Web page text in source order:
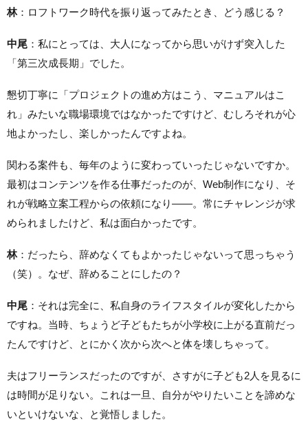
林：ロフトワーク時代を振り返ってみたとき、どう感じる？
中尾 ：私にとっては、大人になってから思いがけず突入した
「第三次成長期」でした。
懇切丁寧に「プロジェクトの進め方はこう、マニュアルはこ
れ」みたいな職場環境ではなかったですけど、むしろそれが心
地よかったし、楽しかったんですよね。
関わる案件も、毎年のように変わっていったじゃないですか。
最初はコンテンツを作る仕事だったのが、Web制作になり、そ
れが戦略立案工程からの依頼になり——。常にチャレンジが求
められましたけど、私は面白かったです。
林：だったら、辞めなくてもよかったじゃないって思っちゃう
（笑）。なぜ、辞めることにしたの？
中尾 ：それは完全に、私自身のライフスタイルが変化したから
ですね。当時、ちょうど子どもたちが小学校に上がる直前だっ
たんですけど、とにかく次から次へと体を壊しちゃって。
夫はフリーランスだったのですが、さすがに子ども2人を見るに
は時間が足りない。これは一旦、自分がやりたいことを諦めな
いといけないな、と覚悟しました。